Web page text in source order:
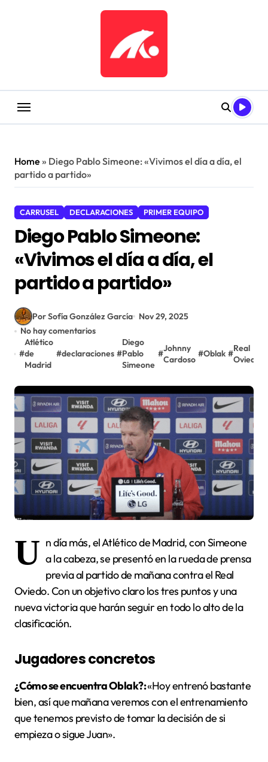
Home » Diego Pablo Simeone: «Vivimos el día a día, el
partido a partido»
CARRUSEL DECLARACIONES PRIMER EQUIPO
Diego Pablo Simeone:
«Vivimos el día a día, el
partido a partido»
Por Sofía González García
Nov 29, 2025
No hay comentarios
#
Atlético
de
Madrid
#declaraciones #
Diego
Pablo
Simeone
#
Johnny
Cardoso
#Oblak #
Real
Oviedo
U n día más, el Atlético de Madrid, con Simeone
a la cabeza, se presentó en la rueda de prensa
previa al partido de mañana contra el Real
Oviedo. Con un objetivo claro los tres puntos y una
nueva victoria que harán seguir en todo lo alto de la
clasificación.
Jugadores concretos
¿Cómo se encuentra Oblak?:«Hoy entrenó bastante
bien, así que mañana veremos con el entrenamiento
que tenemos previsto de tomar la decisión de si
empieza o sigue Juan».